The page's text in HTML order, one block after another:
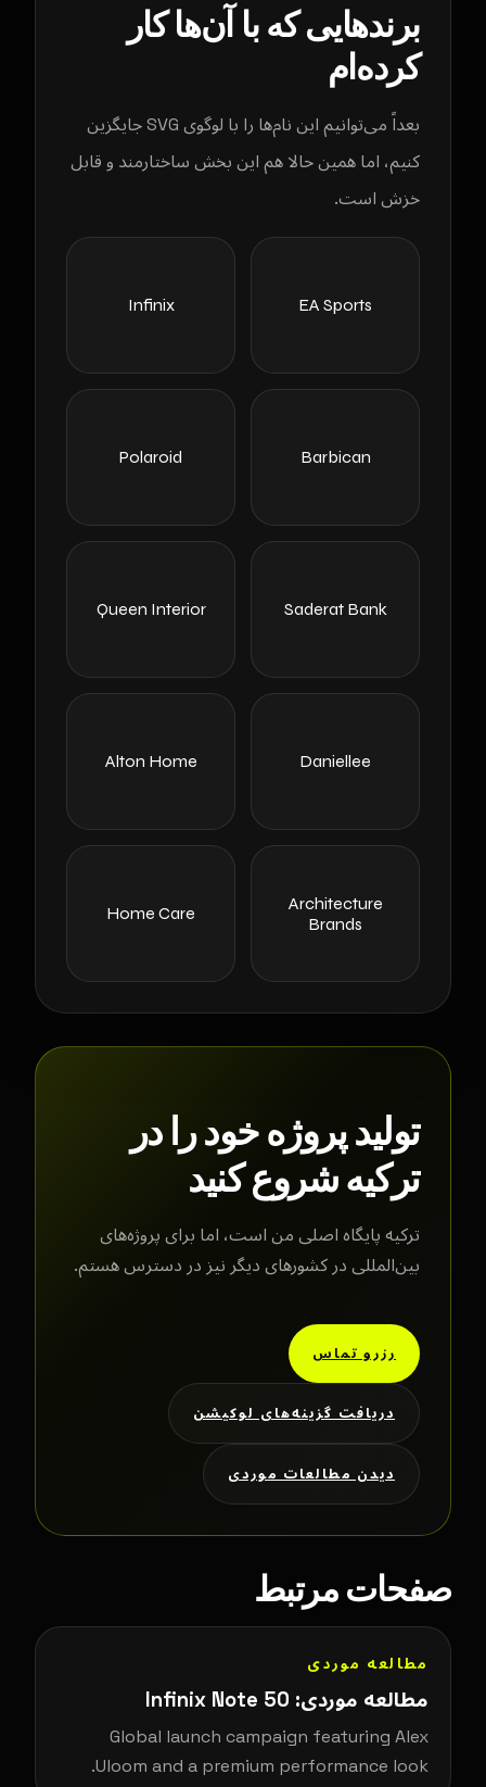
برندهایی که با آن‌ها کار
کرده‌ام
بعداً می‌توانیم این نام‌ها را با لوگوی SVG جایگزین
کنیم، اما همین حالا هم این بخش ساختارمند و قابل
خزش است.
EA Sports
Infinix
Barbican
Polaroid
Saderat Bank
Queen Interior
Daniellee
Alton Home
Architecture
Brands
Home Care
تولید پروژه خود را در
ترکیه شروع کنید
ترکیه پایگاه اصلی من است، اما برای پروژه‌های
بین‌المللی در کشورهای دیگر نیز در دسترس هستم.
رزرو تماس
دریافت گزینه‌های لوکیشن
دیدن مطالعات موردی
صفحات مرتبط
مطالعه موردی
مطالعه موردی: Infinix Note 50
Global launch campaign featuring Alex
Uloom and a premium performance look.